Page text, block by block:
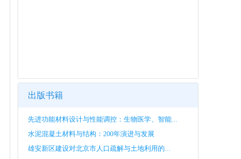
出版书籍
先进功能材料设计与性能调控：生物医学、智能...
水泥混凝土材料与结构：200年演进与发展
雄安新区建设对北京市人口疏解与土地利用的...